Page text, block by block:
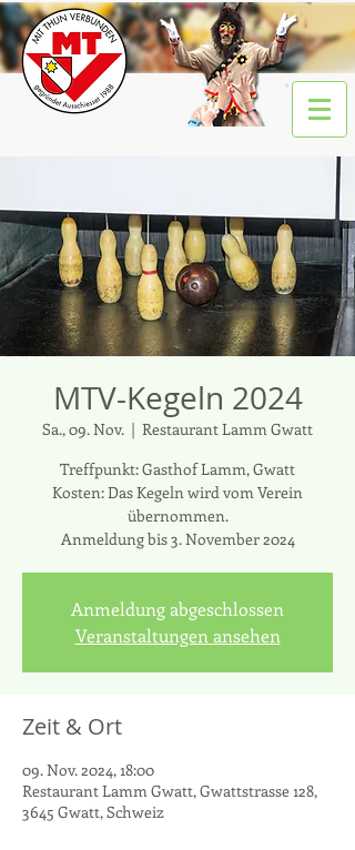
MTV-Kegeln 2024
Sa., 09. Nov.
  |
Restaurant Lamm Gwatt
Treffpunkt: Gasthof Lamm, Gwatt
Kosten: Das Kegeln wird vom Verein
übernommen.
Anmeldung bis 3. November 2024
Anmeldung abgeschlossen
Veranstaltungen ansehen
Zeit & Ort
09. Nov. 2024, 18:00
Restaurant Lamm Gwatt, Gwattstrasse 128,
3645 Gwatt, Schweiz